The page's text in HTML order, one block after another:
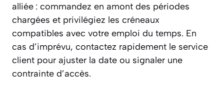
alliée : commandez en amont des périodes
chargées et privilégiez les créneaux
compatibles avec votre emploi du temps. En
cas d’imprévu, contactez rapidement le service
client pour ajuster la date ou signaler une
contrainte d’accès.